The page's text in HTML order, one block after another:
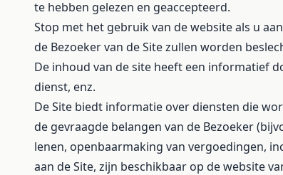
te hebben gelezen en geaccepteerd.
Stop met het gebruik van de website als u
de Bezoeker van de Site zullen worden
De inhoud van de site heeft een informatief
dienst, enz.
De Site biedt informatie over diensten die
de gevraagde belangen van de Bezoeker
lenen, openbaarmaking van vergoedingen,
aan de Site, zijn beschikbaar op de website